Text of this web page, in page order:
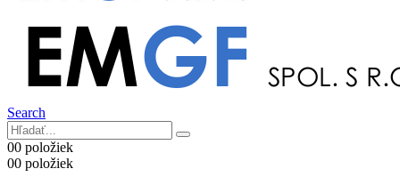
Search
00 položiek
00 položiek